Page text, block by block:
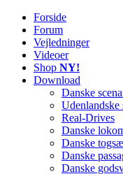
Railworks Danmark
Det danske site om Train
Forside
Forum
Vejledninger
Videoer
Shop NY!
Download
Danske
Udenlandske
Real-Drives
Danske
Danske
Danske
Danske